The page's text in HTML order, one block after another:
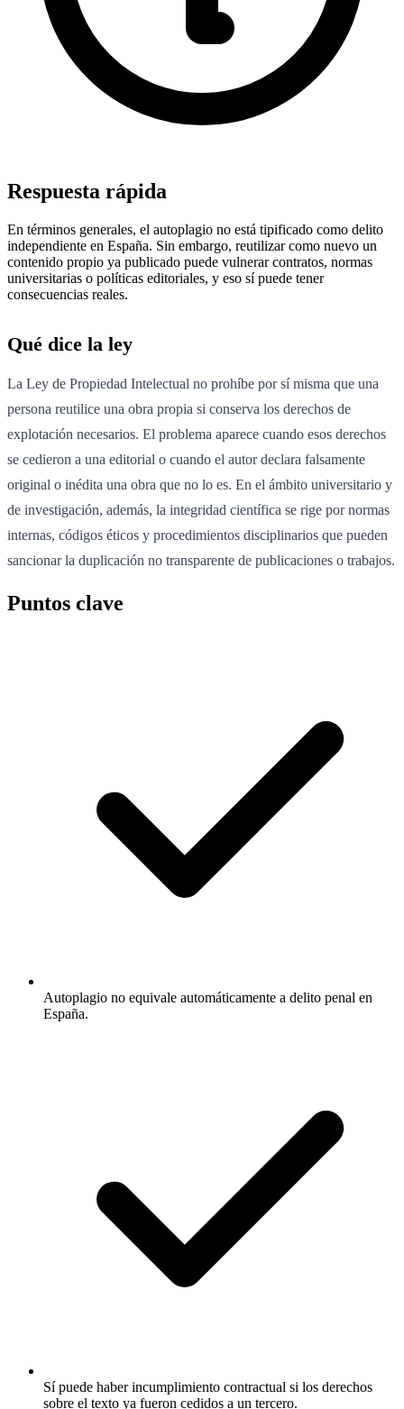
Respuesta rápida
En términos generales, el autoplagio no está tipificado como delito
independiente en España. Sin embargo, reutilizar como nuevo un
contenido propio ya publicado puede vulnerar contratos, normas
universitarias o políticas editoriales, y eso sí puede tener
consecuencias reales.
Qué dice la ley
La Ley de Propiedad Intelectual no prohíbe por sí misma que una
persona reutilice una obra propia si conserva los derechos de
explotación necesarios. El problema aparece cuando esos derechos
se cedieron a una editorial o cuando el autor declara falsamente
original o inédita una obra que no lo es. En el ámbito universitario y
de investigación, además, la integridad científica se rige por normas
internas, códigos éticos y procedimientos disciplinarios que pueden
sancionar la duplicación no transparente de publicaciones o trabajos.
Puntos clave
Autoplagio no equivale automáticamente a delito penal en
España.
Sí puede haber incumplimiento contractual si los derechos
sobre el texto ya fueron cedidos a un tercero.